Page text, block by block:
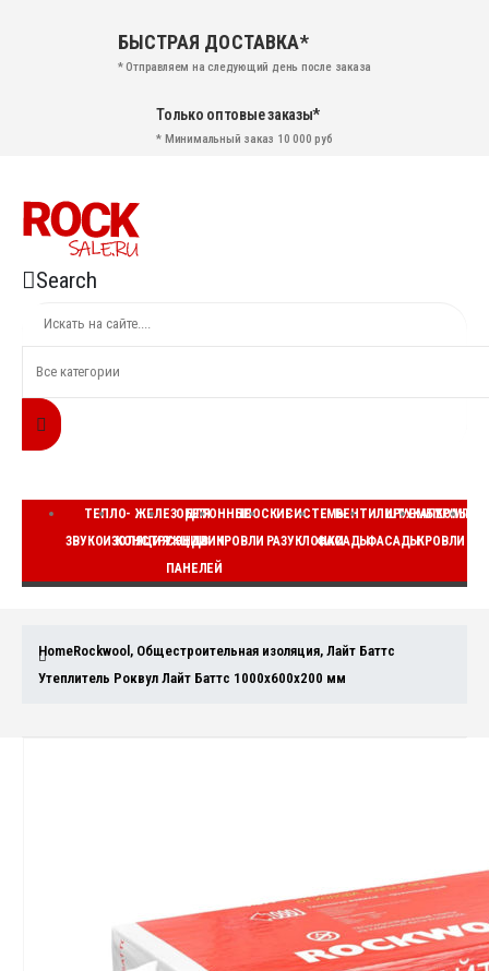
БЫСТРАЯ ДОСТАВКА*
* Отправляем на следующий день после заказа
Только оптовые заказы*
* Минимальный заказ 10 000 руб
Search
ТЕПЛО-
ЗВУКОИЗОЛЯЦИЯ
ЖЕЛЕЗОБЕТОННЫЕ
КОНСТРУКЦИИ
ДЛЯ
СЭНДВИЧ
ПАНЕЛЕЙ
ПЛОСКИЕ
КРОВЛИ
СИСТЕМЫ
РАЗУКЛОНКИ
ВЕНТИЛИРУЕМЫЕ
ФАСАДЫ
ШТУКАТУРНЫЕ
ФАСАДЫКРОВЛИ
HomeRockwool , Общестроительная изоляция, Лайт Баттс
Утеплитель Роквул Лайт Баттс 1000x600x200 мм